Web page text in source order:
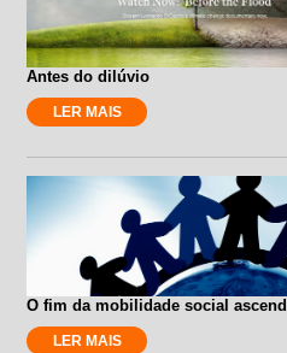
Antes do dilúvio
LER MAIS
O fim da mobilidade social
LER MAIS